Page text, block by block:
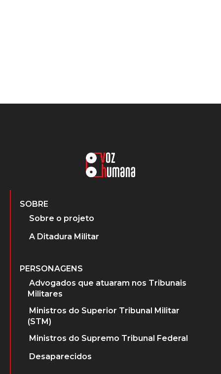
SOBRE
Sobre o projeto
A Ditadura Militar
PERSONAGENS
Advogados que atuaram nos Tribunais
Militares
Ministros do Superior Tribunal Militar
(STM)
Ministros do Supremo Tribunal Federal
Desaparecidos